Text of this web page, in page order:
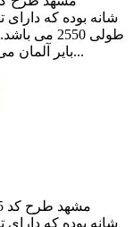
بایر آلمان می باشد. برای آگاهی از موجودی قالیچه و کناره...